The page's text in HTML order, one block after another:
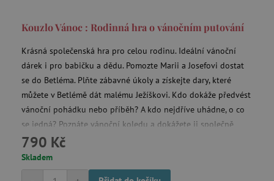
Kouzlo Vánoc : Rodinná hra o vánočním putování
Krásná společenská hra pro celou rodinu. Ideální vánoční
dárek i pro babičku a dědu. Pomozte Marii a Josefovi dostat
se do Betléma. Plňte zábavné úkoly a získejte dary, které
můžete v Betlémě dát malému Ježíškovi. Kdo dokáže předvést
vánoční pohádku nebo příběh? A kdo nejdříve uhádne, o co
se jedná? Poznáte vánoční koledu a dokážete ji společně
zazpívat? Kdo připraví nejlepší vánoční nápoj?
790 Kč
Skladem